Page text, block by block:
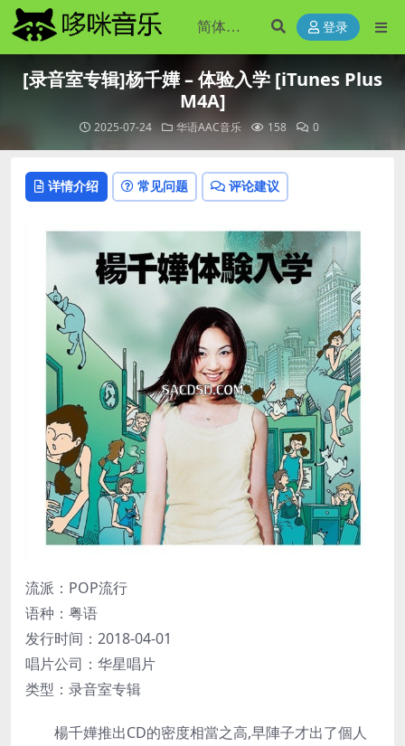
登录
[录音室专辑]杨千嬅 – 体验入学 [iTunes Plus
M4A]
2025-07-24 华语AAC音乐 158 0
详情介绍 常见问题 评论建议
流派：POP流行
语种：粤语
发行时间：2018-04-01
唱片公司：华星唱片
类型：录音室专辑
楊千嬅推出CD的密度相當之高,早陣子才出了個人